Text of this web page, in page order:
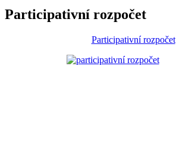
Participativní rozpočet
Participativní rozpočet